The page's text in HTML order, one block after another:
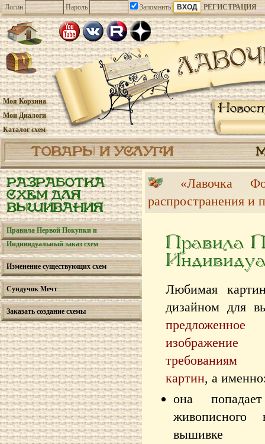
Логин Пароль Запомнить РЕГИСТРАЦИЯ
Моя Корзина
Мои Диалоги
Каталог схем
ТОВАРЫ И УСЛУГИ
РАЗРАБОТКА
СХЕМ ДЛЯ
ВЫШИВАНИЯ
Правила Первой Покупки и
Индивидуальный заказ схем
Изменение существующих схем
Сундучок Мечт
Заказать создание схемы
«Лавочка
распространения и
Правила
Любимая
дизайном для
изображение
требованиям
картин, а
она
живописного
вышивке